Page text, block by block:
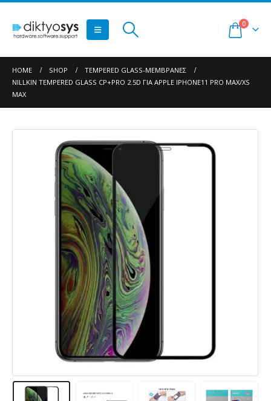
0
HOME SHOP
TEMPERED GLASS-ΜΕΜΒΡΆΝΕΣ
NILLKIN TEMPERED GLASS CP+PRO 2.5D ΓΙΑ APPLE IPHONE11 PRO MAX/XS
MAX